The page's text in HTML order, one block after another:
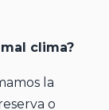
clima?
la
o